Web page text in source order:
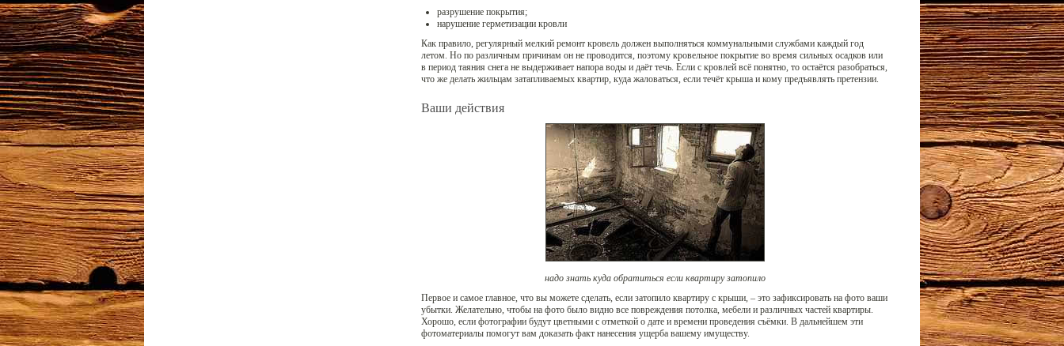
разрушение покрытия;
нарушение герметизации кровли
Как правило, регулярный мелкий ремонт кровель должен выполняться коммунальными службами каждый год
летом. Но по различным причинам он не проводится, поэтому кровельное покрытие во время сильных осадков или
в период таяния снега не выдерживает напора воды и даёт течь. Если с кровлей всё понятно, то остаётся разобраться,
что же делать жильцам затапливаемых квартир, куда жаловаться, если течёт крыша и кому предъявлять претензии.
Ваши действия
надо знать куда обратиться если квартиру затопило
Первое и самое главное, что вы можете сделать, если затопило квартиру с крыши, – это зафиксировать на фото ваши
убытки. Желательно, чтобы на фото было видно все повреждения потолка, мебели и различных частей квартиры.
Хорошо, если фотографии будут цветными с отметкой о дате и времени проведения съёмки. В дальнейшем эти
фотоматериалы помогут вам доказать факт нанесения ущерба вашему имуществу.